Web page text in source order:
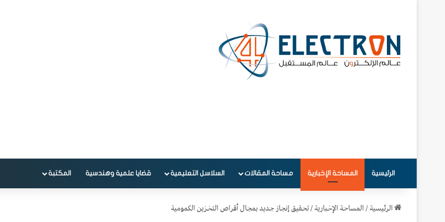
الرئيسية المساحة الإخبارية مساحة المقالات السلاسل التعليمية قضايا علمية وهندسية المكتبة
الرئيسية/المساحة الإخبارية/تحقيق إنجاز جديد بمجال أقراص التخزين الكمومية